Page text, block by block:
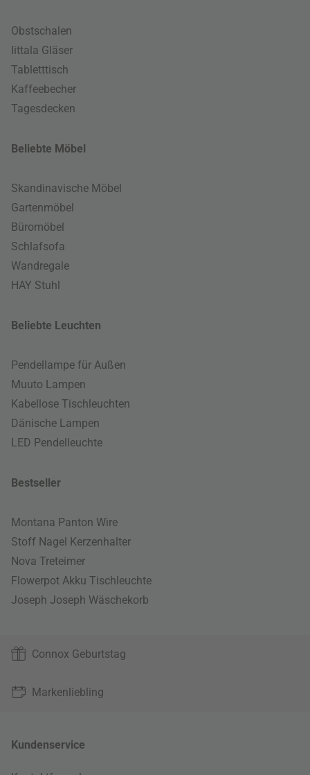
Obstschalen
Iittala Gläser
Tabletttisch
Kaffeebecher
Tagesdecken
Beliebte Möbel
Skandinavische Möbel
Gartenmöbel
Büromöbel
Schlafsofa
Wandregale
HAY Stuhl
Beliebte Leuchten
Pendellampe für Außen
Muuto Lampen
Kabellose Tischleuchten
Dänische Lampen
LED Pendelleuchte
Bestseller
Montana Panton Wire
Stoff Nagel Kerzenhalter
Nova Treteimer
Flowerpot Akku Tischleuchte
Joseph Joseph Wäschekorb
Connox Geburtstag
Markenliebling
Kundenservice